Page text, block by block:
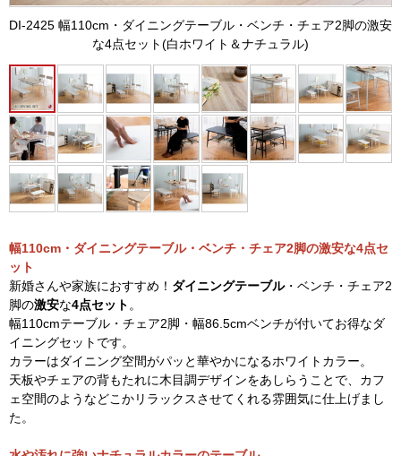
DI-2425 幅110cm・ダイニングテーブル・ベンチ・チェア2脚の激安
な4点セット(白ホワイト＆ナチュラル)
幅110cm・ダイニングテーブル・ベンチ・チェア2脚の激安な4点セ
ット
新婚さんや家族におすすめ！ ダイニングテーブル・ベンチ・チェア2
脚の激安な4点セット。
幅110cmテーブル・チェア2脚・幅86.5cmベンチが付いてお得なダ
イニングセットです。
カラーはダイニング空間がパッと華やかになるホワイトカラー。
天板やチェアの背もたれに木目調デザインをあしらうことで、カフ
ェ空間のようなどこかリラックスさせてくれる雰囲気に仕上げまし
た。